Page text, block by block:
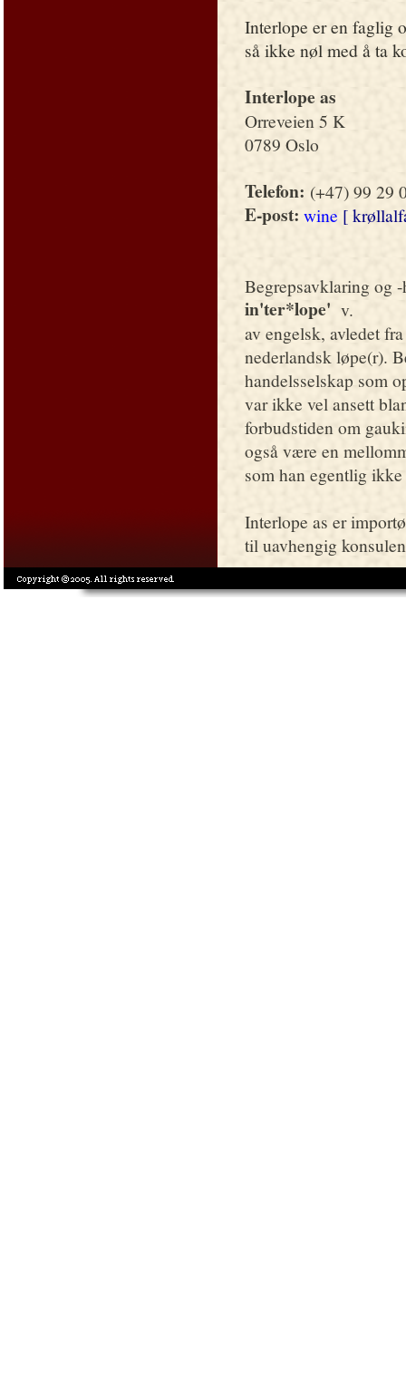
Interlope er en faglig
så ikke nøl med å
Interlope as
Orreveien 5 K
0789 Oslo
Telefon: (+47) 99 29
E-post: wine [
Begrepsavklaring og
in'ter*lope' v.
av engelsk, avledet
nederlandsk løpe(r).
handelsselskap som
var ikke vel ansett
forbudstiden om
også være en
som han egentlig
Interlope as er
til uavhengig